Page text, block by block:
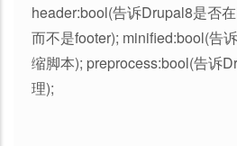
header:bool(告诉Drupal8是否
而不是footer); minified:bool(告
缩脚本); preprocess:bool(告诉
理);